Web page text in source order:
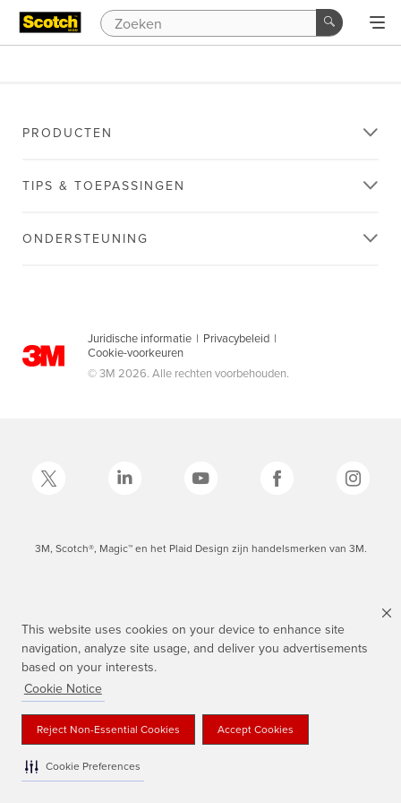
This website uses cookies on your device to enhance site
navigation, analyze site usage, and deliver you advertisements
based on your interests.
Cookie Notice
Reject Non-Essential Cookies Accept Cookies
Cookie Preferences
PRODUCTEN
TIPS & TOEPASSINGEN
ONDERSTEUNING
Juridische informatie | Privacybeleid |
Cookie-voorkeuren
© 3M 2026. Alle rechten voorbehouden.
3M, Scotch®, Magic™ en het Plaid Design zijn handelsmerken van 3M.